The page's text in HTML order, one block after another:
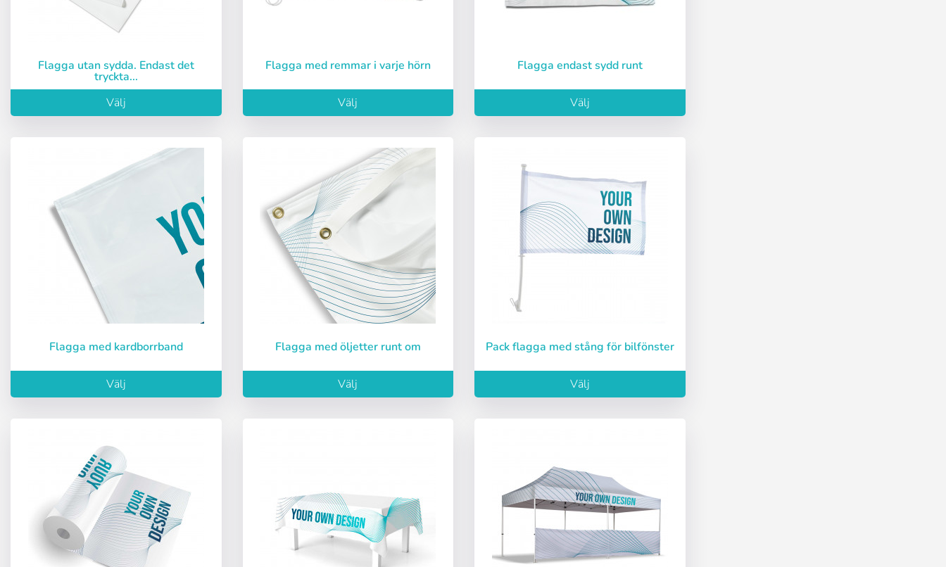
Logga in
Kom ihåg lösenord: Ja Nej
Español English Português Français
Deutsch
Italiano
Sverige Denmark Slovenija
Finnish
Slovenčina (Slovak)
Norway
Flagga utan sydda. Endast det
tryckta...
Välj
Flagga med remmar i varje hörn
Välj
Flagga endast sydd runt
Välj
Flagga med kardborrband
Välj
Flagga med öljetter runt om
Välj
Pack flagga med stång för bilfönster
Välj